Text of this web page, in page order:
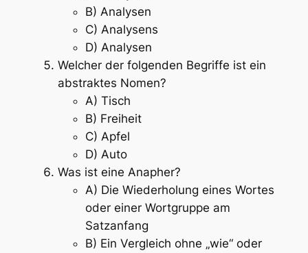
B) Analysen
C) Analysens
D) Analysen
Welcher der folgenden Begriffe ist ein
abstraktes Nomen?
A) Tisch
B) Freiheit
C) Apfel
D) Auto
Was ist eine Anapher?
A) Die Wiederholung eines Wortes
oder einer Wortgruppe am
Satzanfang
B) Ein Vergleich ohne „wie“ oder